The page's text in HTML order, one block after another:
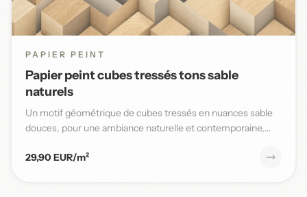
PAPIER PEINT
Papier peint cubes tressés tons sable
naturels
Un motif géométrique de cubes tressés en nuances sable
douces, pour une ambiance naturelle et contemporaine,
29,90 EUR/m²